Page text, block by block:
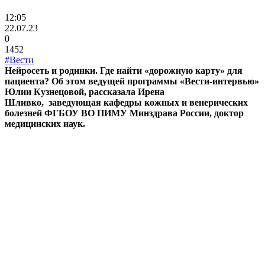
12:05
22.07.23
0
1452
#Вести
Нейросеть и родинки. Где найти «дорожную карту» для
пациента? Об этом ведущей программы «Вести-интервью»
Юлии Кузнецовой, рассказала Ирена
Шливко, заведующая кафедры кожных и венерических
болезней ФГБОУ ВО ПИМУ Минздрава России, доктор
медицинских наук.